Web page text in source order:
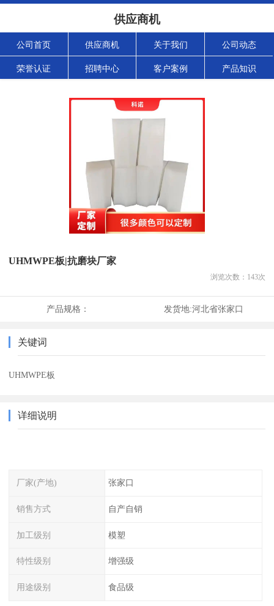
供应商机
公司首页 供应商机 关于我们 公司动态
荣誉认证 招聘中心 客户案例 产品知识
UHMWPE板|抗磨块厂家
浏览次数： 143次
产品规格： 发货地:河北省张家口
关键词
UHMWPE板
详细说明
厂家(产地) 张家口
销售方式 自产自销
加工级别 模塑
特性级别 增强级
用途级别 食品级